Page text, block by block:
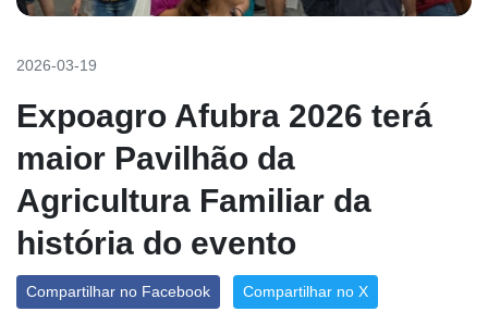
2026-03-19
Expoagro Afubra 2026 terá
maior Pavilhão da
Agricultura Familiar da
história do evento
Compartilhar no Facebook Compartilhar no X